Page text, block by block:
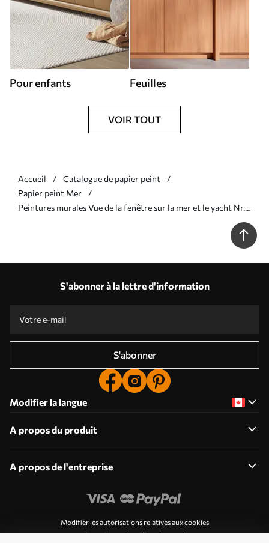
Pour enfants Feuilles
VOIR TOUT
Accueil
Catalogue de papier peint
Papier peint Mer
Peintures murales Vue de la fenêtre sur la mer et le yacht Nr.
S'abonner à la lettre d'information
S'abonner
Modifier la langue
A propos du produit
A propos de l'entreprise
Modifier les autorisations relatives aux cookies
Paramètres de notification push